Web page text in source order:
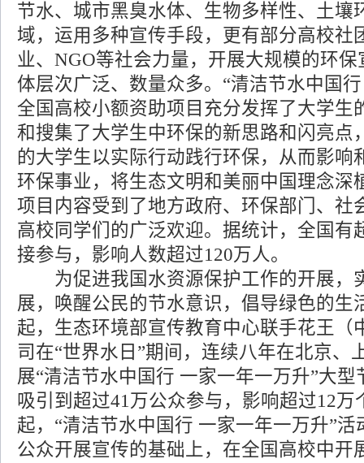
节水、城市黑臭水体、生物多样性、土壤
域，运用多种宣传手段，更有部分高校社
业、NGO等社会力量，开展大规模的环
体层次广泛、数量众多。“清洁节水中国
全国高校小额资助项目充分发挥了大学生
和搜集了大学生中环保的新思路和闪亮点
的大学生以实际行动践行环保，从而影响
环保事业，将生态文明和美丽中国理念深
项目内容受到了地方政府、环保部门、社
高校同学们的广泛欢迎。据统计，全国有
接参与，影响人数超过120万人。
为促进我国水资源保护工作的开展，
展，唤醒公民的节水意识，倡导绿色的生
起，生态环境部宣传教育中心联手花王（
司在“世界水日”期间，连续八年在北京、
展“清洁节水中国行 一家一年一万升”大
吸引到超过41万公众参与，影响超过12万
起，“清洁节水中国行 一家一年一万升”
公众开展宣传的基础上，在全国高校中开